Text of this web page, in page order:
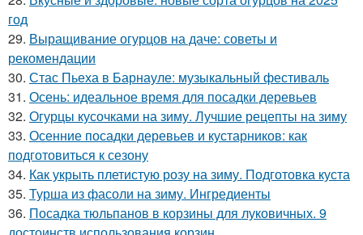
год
29. Выращивание огурцов на даче: советы и
рекомендации
30. Стас Пьеха в Барнауле: музыкальный фестиваль
31. Осень: идеальное время для посадки деревьев
32. Огурцы кусочками на зиму. Лучшие рецепты на зиму
33. Осенние посадки деревьев и кустарников: как
подготовиться к сезону
34. Как укрыть плетистую розу на зиму. Подготовка куста
35. Турша из фасоли на зиму. Ингредиенты
36. Посадка тюльпанов в корзины для луковичных. 9